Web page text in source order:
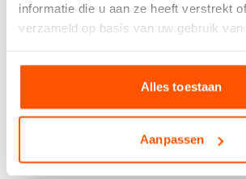
informatie die u aan ze heeft verstrekt
verzameld op basis van uw gebruik
Alles toestaan
Aanpassen
Offerte aanvragen
Vloer- en wandtegel